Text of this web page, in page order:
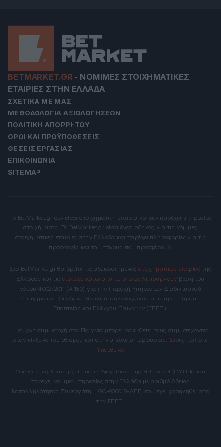
BETMARKET.GR - ΝΌΜΙΜΕΣ ΣΤΟΙΧΗΜΑΤΙΚΈΣ
ΕΤΑΙΡΊΕΣ ΣΤΗΝ ΕΛΛΆΔΑ
ΣΧΕΤΙΚΆ ΜΕ ΜΑΣ
ΜΕΘΟΔΟΛΟΓΊΑ ΑΞΙΟΛΟΓΉΣΕΩΝ
ΠΟΛΙΤΙΚΉ ΑΠΟΡΡΉΤΟΥ
ΌΡΟΙ ΚΑΙ ΠΡΟΫΠΟΘΈΣΕΙΣ
ΘΈΣΕΙΣ ΕΡΓΑΣΊΑΣ
ΕΠΙΚΟΙΝΩΝΊΑ
SITEMAP
Το BetMarket.gr δεν είναι στοιχηματική εταιρία και δεν παρέχει υπηρεσίες
στοιχήματος. Το BetMarket.gr είναι ένας οδηγός για τις νόμιμες
στοιχηματικές εταιρίες στην Ελλάδα και παρέχει πληροφορίες για τις
προσφορές και τα μπόνους που προσφέρουν.
Στο BetMarket.gr θα βρείτε τις αδειοδοτημένες στοιχηματικές εταιρίες της
Ελλάδας και τιςεταιρίες κάτω από τις οποίες λειτουργούν βάση του
νόμου 4002/2011 (Α 180) για την Παροχή Υπηρεσιών Διαδικτυακού
Στοιχήματος. Οι άδειες δίνονται και ελέγχονται απο την Επιτροπή
Εποπτείας και Ελέγχου Παιγνίων (ΕΕΕΠ).
Η συχνή συμμετοχή στα Παίγνια μπορεί να εκθέτει τους συμμετέχοντες
στον κίνδυνο του εθισμού και στην απώλεια περιουσίας. Στοιχηματίστε
Υπεύθυνα
Ο ιστότοπος λειτουργεί υπό τη διαχείριση της Betmarket (CY) Ltd και
παρέχει νόμιμα υπηρεσίες στην Ελλάδα με αριθμό Άδειας
Καταλληλότητας Συνεργάτη HGC-000018-AFF, που έχει χορηγηθεί από
την ΕΕΕΠ.